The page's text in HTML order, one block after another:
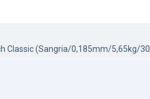
Classic (Sangria/0,185mm/5,65kg/